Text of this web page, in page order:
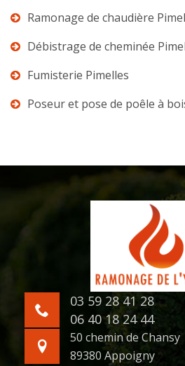
Ramonage de chaudière
Débistrage de cheminée
Fumisterie Pimelles
Poseur et pose de poêle à
03 59 28 41 28
06 40 18 24 44
50 chemin de Chansy
89380 Appoigny